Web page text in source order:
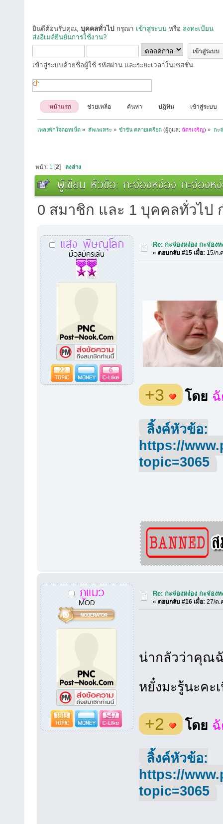
ยินดีต้อนรับคุณ, บุคคลทั่วไป กรุณา เข้าสู่ระบบ หรือ ลงทะเบียน
ส่งอีเมล์ยืนยันการใช้งาน?
เข้าสู่ระบบด้วยชื่อผู้ใช้ รหัสผ่าน และระยะเวลาในเซสชั่น
หน้าแรก ช่วยเหลือ ค้นหา ปฏิทิน เข้าสู่ระบบ
เพลงพักใจดอทเน็ต » สัพเพเหระ » ขำขัน คลายเครียด (ผู้ดูแล:ฉัตรเจริญ) » กะ
หน้า: 1 [2] ลงล่าง
ผู้เขียน หัวข้อ: กะจ่องหง่อง กะจ่อง
0 สมาชิก และ 1 บุคคลทั่วไป
แสง พิษณุโลก
มือสมัครเล่น
22 6
Re: กะจ่องหง่อง กะจ่องห
«ตอบกลับ #15 เมื่อ: 15/ก.
+3 โดย
ลิ้งค์หัวข้อ:
https://
topic=3065
ภูแมว
MOD
1813 547
Re: กะจ่องหง่อง กะจ่องห
«ตอบกลับ #16 เมื่อ: 27/ต.
น่ากลัวว่าคุณฉั
หยั๋งมะรู้นะค
+2 โดย
ลิ้งค์หัวข้อ:
https://
topic=3065